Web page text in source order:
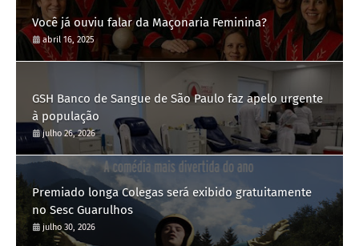
Você já ouviu falar da Maçonaria Feminina?
abril 16, 2025
GSH Banco de Sangue de São Paulo faz apelo urgente
à população
julho 26, 2026
Premiado longa Colegas será exibido gratuitamente
no Sesc Guarulhos
julho 30, 2026